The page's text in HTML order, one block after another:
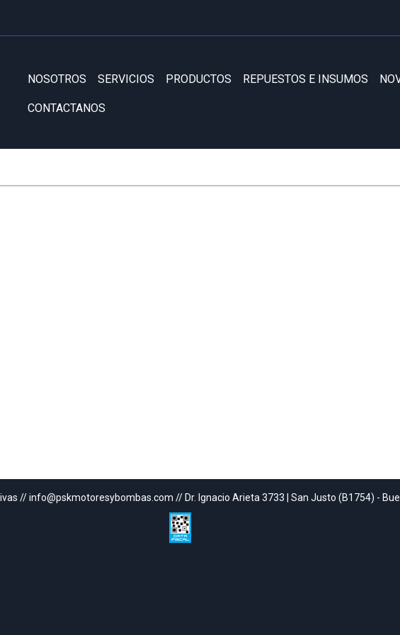
NOSOTROS SERVICIOS PRODUCTOS REPUESTOS E INSUMOS
CONTACTANOS
// info@pskmotoresybombas.com // Dr. Ignacio Arieta 3733 | San Justo (B1754) -